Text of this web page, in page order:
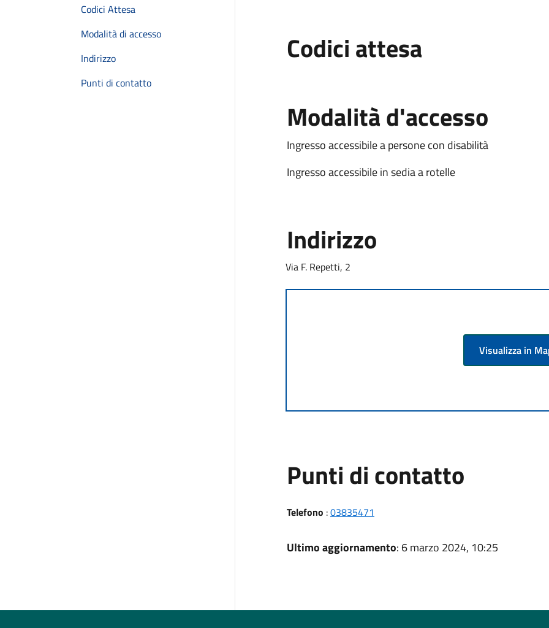
Codici Attesa
Modalità di accesso
Indirizzo
Punti di contatto
Codici attesa
Modalità d'accesso
Ingresso accessibile a persone con disabilità
Ingresso accessibile in sedia a rotelle
Indirizzo
Via F. Repetti, 2
Visualizza in
Punti di contatto
Telefono :03835471
Ultimo aggiornamento: 6 marzo 2024, 10:25